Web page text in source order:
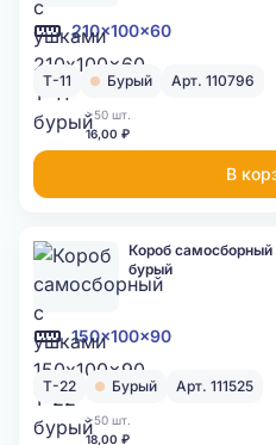
210x100x60
Т-11 Бурый Арт. 110796
>50 шт.
16,00 ₽
В
150x100x90
Короб
бурый
Т-22 Бурый Арт. 111525
>50 шт.
18,00 ₽